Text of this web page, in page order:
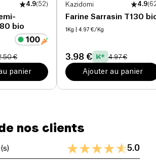
4.9(52)
bio
€
panier
Kazidomi 4.9(
Farine Sarrasin T130
1Kg | 4.97 €/Kg
3.98 € 4.97 €
Ajouter au panier
nos clients
5.0